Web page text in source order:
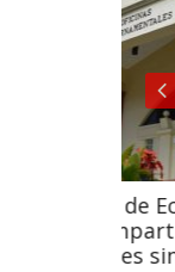
Cámara de
para